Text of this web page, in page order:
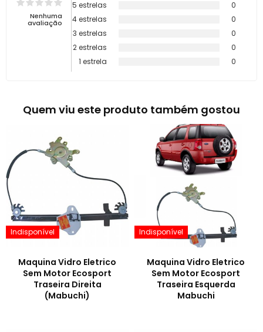
Nenhuma
avaliação
5 estrelas
0
4 estrelas
0
3 estrelas
0
2 estrelas
0
1 estrela
0
Quem viu este produto também gostou
Maquina Vidro Eletrico
Sem Motor Ecosport
Traseira Direita
(Mabuchi)
Indisponível
Maquina Vidro Eletrico
Sem Motor Ecosport
Traseira Esquerda
Mabuchi
Indisponível